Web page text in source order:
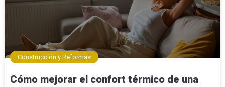
Construcción y Reformas
Cómo mejorar el confort térmico de una